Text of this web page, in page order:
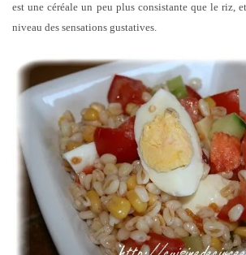
est une céréale un peu plus consistante que le riz,
niveau des sensations gustatives.